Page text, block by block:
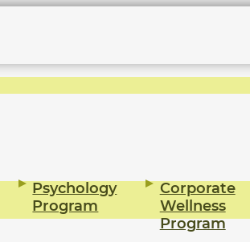
Psychology
Program
Corporate
Wellness
Program